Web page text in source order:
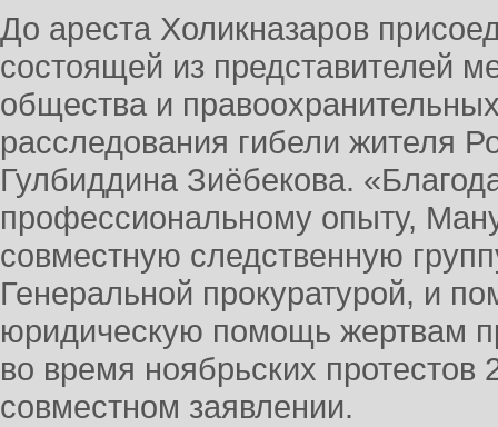
До ареста Холикназаров
состоящей из представителей
общества и
расследования гибели жителя
Гулбиддина Зиёбекова.
профессиональному опыту,
совместную следственную
Генеральной прокуратурой, и
юридическую помощь жертвам
во время ноябрьских протестов
совместном заявлении.